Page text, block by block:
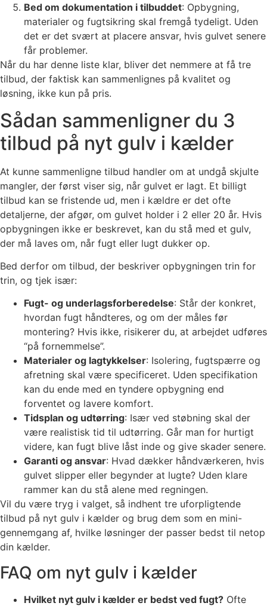
Bed om dokumentation i tilbuddet: Opbygning,
materialer og fugtsikring skal fremgå tydeligt. Uden
det er det svært at placere ansvar, hvis gulvet senere
får problemer.
Når du har denne liste klar, bliver det nemmere at få tre
tilbud, der faktisk kan sammenlignes på kvalitet og
løsning, ikke kun på pris.
Sådan sammenligner du 3
tilbud på nyt gulv i kælder
At kunne sammenligne tilbud handler om at undgå skjulte
mangler, der først viser sig, når gulvet er lagt. Et billigt
tilbud kan se fristende ud, men i kældre er det ofte
detaljerne, der afgør, om gulvet holder i 2 eller 20 år. Hvis
opbygningen ikke er beskrevet, kan du stå med et gulv,
der må laves om, når fugt eller lugt dukker op.
Bed derfor om tilbud, der beskriver opbygningen trin for
trin, og tjek især:
Fugt- og underlagsforberedelse: Står der konkret,
hvordan fugt håndteres, og om der måles før
montering? Hvis ikke, risikerer du, at arbejdet udføres
“på fornemmelse”.
Materialer og lagtykkelser: Isolering, fugtspærre og
afretning skal være specificeret. Uden specifikation
kan du ende med en tyndere opbygning end
forventet og lavere komfort.
Tidsplan og udtørring: Især ved støbning skal der
være realistisk tid til udtørring. Går man for hurtigt
videre, kan fugt blive låst inde og give skader senere.
Garanti og ansvar: Hvad dækker håndværkeren, hvis
gulvet slipper eller begynder at lugte? Uden klare
rammer kan du stå alene med regningen.
Vil du være tryg i valget, så indhent tre uforpligtende
tilbud på nyt gulv i kælder og brug dem som en mini-
gennemgang af, hvilke løsninger der passer bedst til netop
din kælder.
FAQ om nyt gulv i kælder
Hvilket nyt gulv i kælder er bedst ved fugt? Ofte